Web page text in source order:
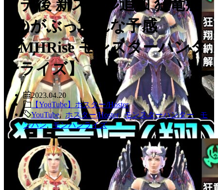
プデ後 新スキル追加 狂竜症
(翔)がぶっ壊れな予感
【MHRise モンスターハンタ
ーライズ】
2023.04.20
【YouTube】ホスター/Hoster
YouTube, ホスター/Hoster,モンスターハンター
モ
ンハン,モンハンライズ